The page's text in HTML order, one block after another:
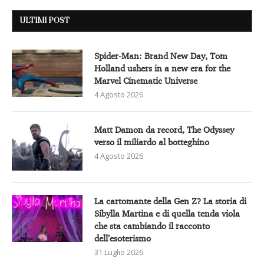
ULTIMI POST
Spider-Man: Brand New Day, Tom
Holland ushers in a new era for the
Marvel Cinematic Universe
4 Agosto 2026
Matt Damon da record, The Odyssey
verso il miliardo al botteghino
4 Agosto 2026
La cartomante della Gen Z? La storia di
Sibylla Martina e di quella tenda viola
che sta cambiando il racconto
dell’esoterismo
31 Luglio 2026